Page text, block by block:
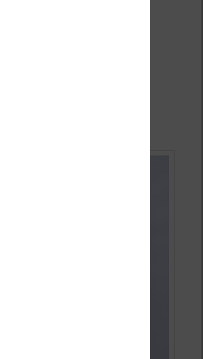
est donc
de la
Libra 2